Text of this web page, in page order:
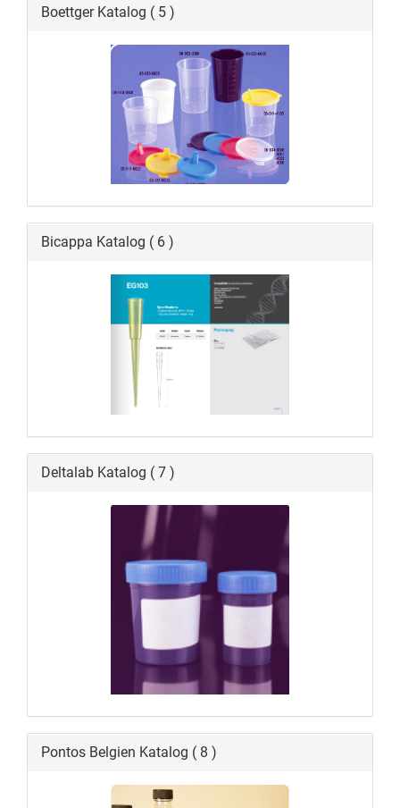
Boettger Katalog ( 5 )
Bicappa Katalog ( 6 )
Deltalab Katalog ( 7 )
Pontos Belgien Katalog ( 8 )